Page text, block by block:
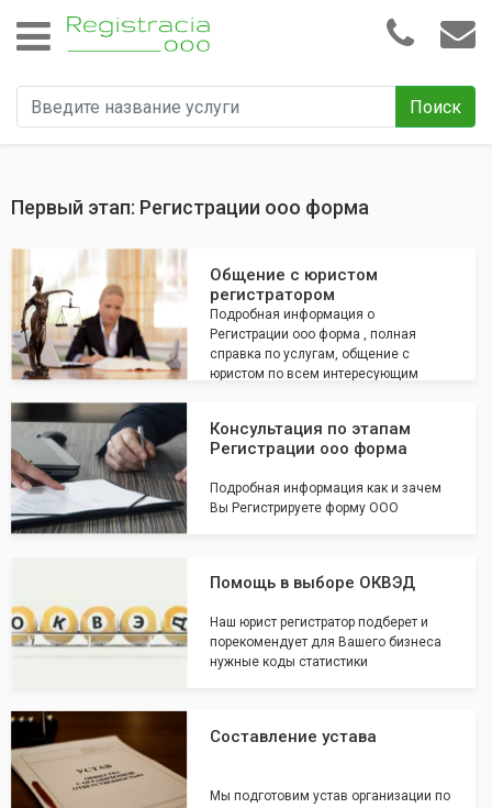
Поиск
Первый этап: Регистрации ооо форма
Общение с юристом
регистратором
Подробная информация о
Регистрации ооо форма , полная
справка по услугам, общение с
юристом по всем интересующим
Консультация по этапам
Регистрации ооо форма
Подробная информация как и зачем
Вы Регистрируете форму ООО
Помощь в выборе ОКВЭД
Наш юрист регистратор подберет и
порекомендует для Вашего бизнеса
нужные коды статистики
Составление устава
Мы подготовим устав организации по